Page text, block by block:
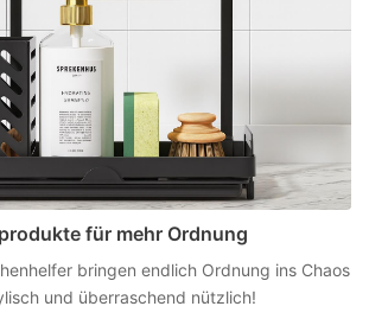
für mehr Ordnung
bringen endlich Ordnung ins Chaos
und überraschend nützlich!